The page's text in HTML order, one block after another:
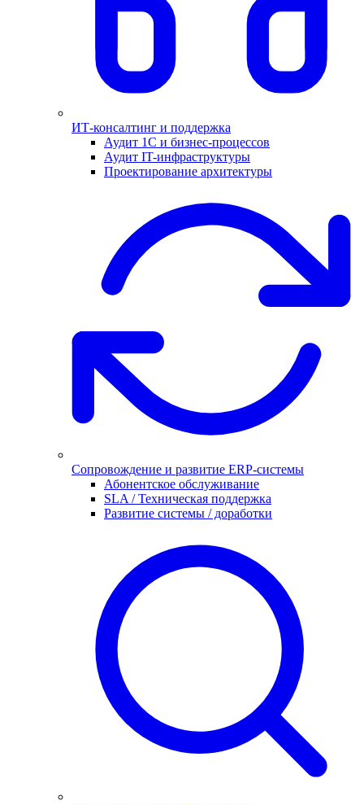
ИТ-консалтинг и поддержка
Аудит 1С и бизнес-процессов
Аудит IT-инфраструктуры
Проектирование архитектуры
Сопровождение и развитие ERP-системы
Абонентское обслуживание
SLA / Техническая поддержка
Развитие системы / доработки